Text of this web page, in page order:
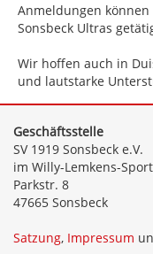
Anmeldungen
Sonsbeck Ultras
Wir hoffen auch in
und lautstarke
Geschäftsstelle
SV 1919 Sonsbeck e.V.
im Willy-Lemkens-
Parkstr. 8
47665 Sonsbeck
Satzung, Impressum